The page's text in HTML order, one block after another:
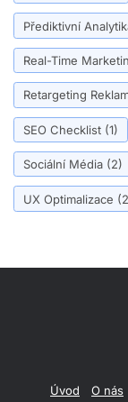
Přediktivní
Real-Time
Retargeting
SEO Checklist (1)
Sociální Média (2)
UX Optimalizace
Úvod O nás